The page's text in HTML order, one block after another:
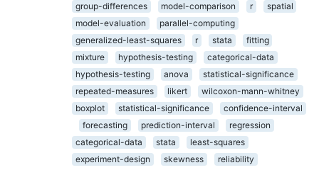
group-differences
model-comparison r
spatial
model-evaluation
parallel-computing
generalized-least-squares
r stata
fitting
mixture
hypothesis-testing
categorical-data
hypothesis-testing
anova
statistical-significance
repeated-measures
likert
wilcoxon-mann-whitney
boxplot
statistical-significance
confidence-interval
forecasting
prediction-interval
regression
categorical-data
stata
least-squares
experiment-design
skewness
reliability